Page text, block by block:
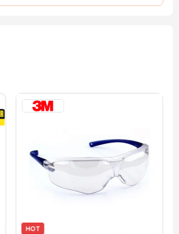
Cuộn Dây Hơi Tự Rút 14m WADFOW
HOT